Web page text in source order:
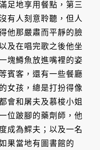
足地享用餐點，第三
有人刻意聆聽，但人
他那嚴肅而平靜的臉
及在唱完歌之後他坐
塊鱒魚放進嘴裡的姿
賓客，還有一些餐廳
女孩，總是打扮得像
會和屠夫及慕梭小姐
位跛腳的藥劑師，他
成為鰥夫；以及一名
果當地有圖書館的